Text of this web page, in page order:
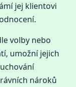
jej klientovi
volby nebo
umožní jejich
nároků